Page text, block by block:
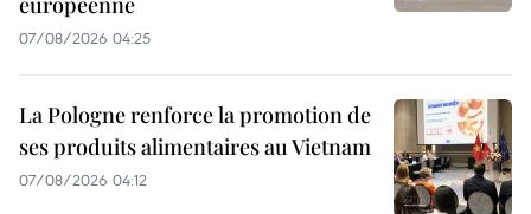
07/08/2026 04:25
La Pologne renforce la promotion de
ses produits alimentaires au Vietnam
07/08/2026 04:12